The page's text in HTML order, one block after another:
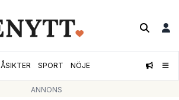
ÅSIKTER SPORT NÖJE
ANNONS